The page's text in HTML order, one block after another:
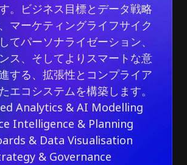
。ビジネス目標とデータ戦略
マーケティングライフサイク
てパーソナライゼーション、
ス、そしてよりスマートな意
する、拡張性とコンプライア
エコシステムを構築します。
Analytics & AI Modelling
Intelligence & Planning
& Data Visualisation
& Governance